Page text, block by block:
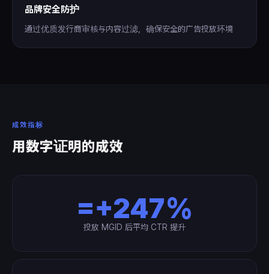
品牌安全防护
通过优质发行商审核与内容过滤，确保安全的广告投放环境
成效指标
用数字证明的成效
=+247%
投放 MGID 后平均 CTR 提升